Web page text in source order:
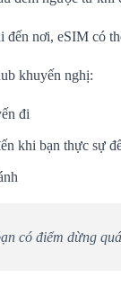
nơi, eSIM có
khuyến nghị:
đi
khi bạn thực sự
có điểm dừng